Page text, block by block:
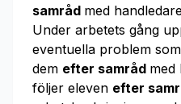
samråd med
Under arbetets gång
eventuella problem
dem efter samråd med
följer eleven efter